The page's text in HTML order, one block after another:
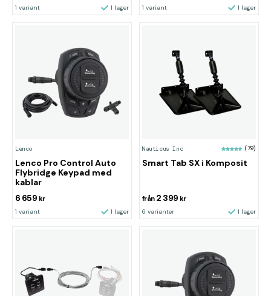
1 variant I lager 1 variant I lager
Lenco
Lenco Pro Control Auto
Flybridge Keypad med
kablar
6 659 kr
1 variant I lager
Nauticus Inc (79)
Smart Tab SX i Komposit
från 2 399 kr
6 varianter I lager